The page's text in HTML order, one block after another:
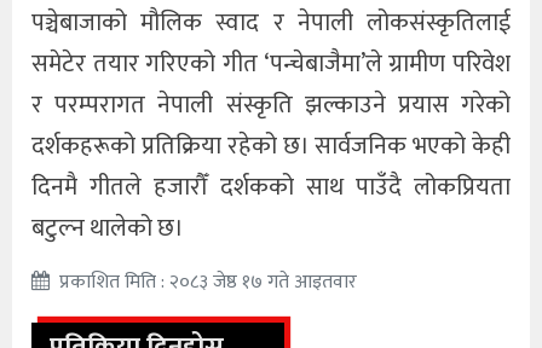
पञ्चेबाजाको मौलिक स्वाद र नेपाली लोकसंस्कृतिलाई
समेटेर तयार गरिएको गीत ‘पन्चेबाजैमा’ले ग्रामीण परिवेश
र परम्परागत नेपाली संस्कृति झल्काउने प्रयास गरेको
दर्शकहरूको प्रतिक्रिया रहेको छ। सार्वजनिक भएको केही
दिनमै गीतले हजारौँ दर्शकको साथ पाउँदै लोकप्रियता
बटुल्न थालेको छ।
प्रकाशित मिति : २०८३ जेष्ठ १७ गते आइतवार